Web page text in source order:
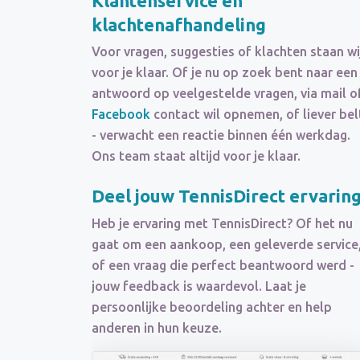
klachtenafhandeling
Voor vragen, suggesties of klachten staan
voor je klaar. Of je nu op zoek bent naar een
antwoord op veelgestelde vragen, via mail
Facebook contact wil opnemen, of liever
- verwacht een reactie binnen één werkdag.
Ons team staat altijd voor je klaar.
Deel jouw TennisDirect ervaring
Heb je ervaring met TennisDirect? Of het nu
gaat om een aankoop, een geleverde service,
of een vraag die perfect beantwoord werd -
jouw feedback is waardevol. Laat je
persoonlijke beoordeling achter en help
anderen in hun keuze.